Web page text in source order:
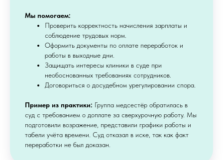
Мы помогаем:
Проверить корректность начисления зарплаты и
соблюдение трудовых норм.
Оформить документы по оплате переработок и
работы в выходные дни.
Защищать интересы клиники в суде при
необоснованных требованиях сотрудников.
Договориться о досудебном урегулировании спора.
Пример из практики: Группа медсестёр обратилась в
суд с требованием о доплате за сверхурочную работу. Мы
подготовили возражение, представили графики работы и
табели учёта времени. Суд отказал в иске, так как факт
переработки не был доказан.